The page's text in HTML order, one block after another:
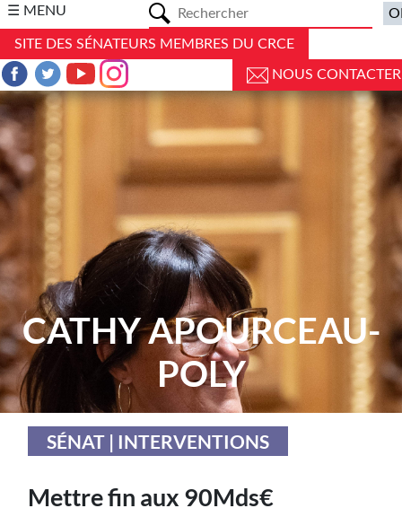
☰ MENU
SITE DES SÉNATEURS MEMBRES DU CRCE
NOUS CONTACTER
CATHY APOURCEAU-
POLY
SÉNAT | INTERVENTIONS
Mettre fin aux 90Mds€